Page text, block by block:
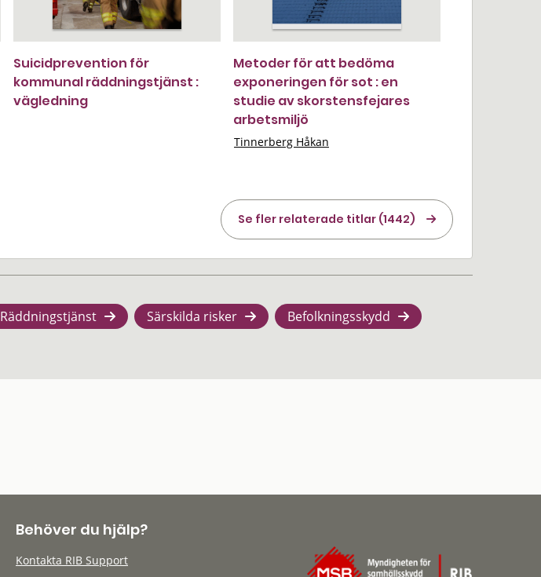
Suicidprevention för
kommunal räddningstjänst :
vägledning
Metoder för att bedöma
exponeringen för sot : en
studie av skorstensfejares
arbetsmiljö
Tinnerberg Håkan
Se fler relaterade titlar (1442)
Räddningstjänst Särskilda risker Befolkningsskydd
Behöver du hjälp?
Kontakta RIB Support